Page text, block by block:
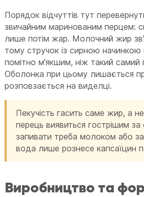
Порядок відчуттів тут
звичайним маринованим перцем:
лише потім жар. Молочний жир
тому стручок із сирною начинкою
помітно м'якшим, ніж такий самий
Оболонка при цьому лишається
розповзається на виделці.
Пекучість гасить саме жир, а
перець виявиться гострішим за
запивати треба молоком або
вода лише рознесе капсаїцин
Виробництво та